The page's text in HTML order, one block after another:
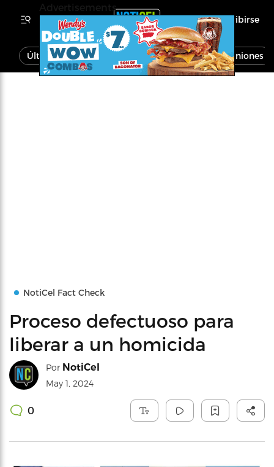
Inscribirse
Última Hora Noticias Economía Opiniones
NotiCel Fact Check
Proceso defectuoso para
liberar a un homicida
Por NotiCel
May 1, 2024
0
Advertisements